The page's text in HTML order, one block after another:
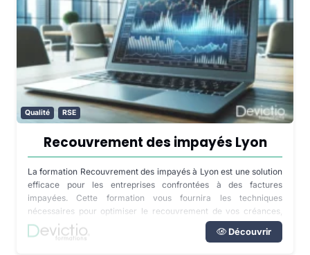
Qualité RSE
Recouvrement des impayés Lyon
La formation Recouvrement des impayés à Lyon est une solution
efficace pour les entreprises confrontées à des factures
impayées. Cette formation vous fournira les techniques
nécessaires pour optimiser le recouvrement de vos créances,
assurant ainsi la santé financière de votre entreprise. Que vous
soyez face à un client injoignable ou de mauvaise foi, vous serez
Découvrir